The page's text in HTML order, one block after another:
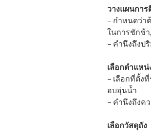
วางแผนการ
– กำหนดว่า
ในการชักช้
– คำนึงถึงป
เลือกตำแห
– เลือกที่ตั้ง
อบอุ่นน้ำ
– คำนึงถึงค
เลือกวัสดุถัง